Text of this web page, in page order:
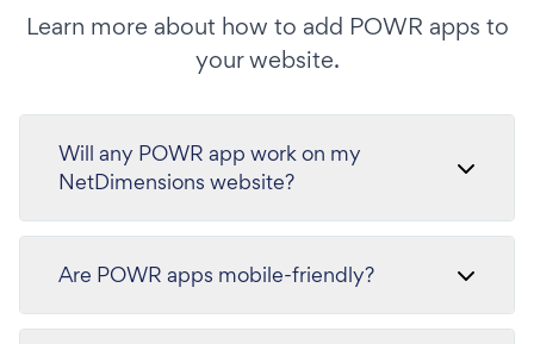
Learn more about how to add POWR apps to
your website.
Will any POWR app work on my
NetDimensions website?
Are POWR apps mobile-friendly?